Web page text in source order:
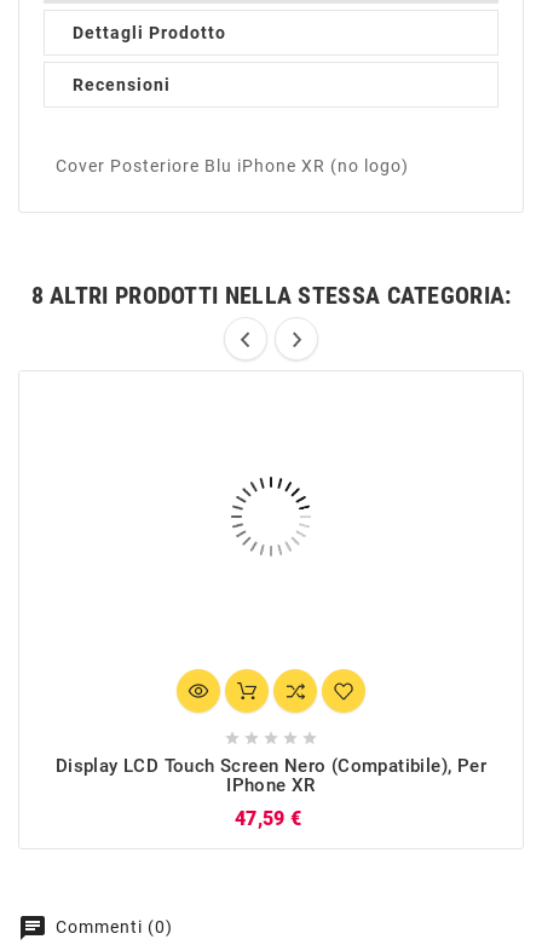
Dettagli Prodotto
Recensioni
Cover Posteriore Blu iPhone XR (no logo)
8 ALTRI PRODOTTI NELLA STESSA CATEGORIA:
    
Display LCD Touch Screen Nero (Compatibile), Per
IPhone XR
47,59 €
chat Commenti (0)